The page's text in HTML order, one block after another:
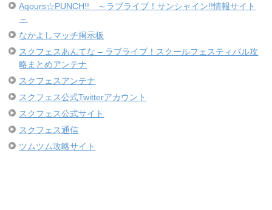
Aqours☆PUNCH!! ～ラブライブ！サンシャイン!!情報サイト
～
なかよしマッチ掲示板
スクフェスあんてな – ラブライブ！スクールフェスティバル攻
略まとめアンテナ
スクフェスアンテナ
スクフェス公式Twitterアカウント
スクフェス公式サイト
スクフェス通信
ツムツム攻略サイト